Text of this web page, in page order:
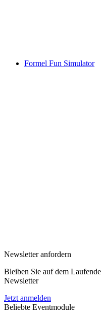
Formel Fun Simulator
Newsletter anfordern
Bleiben Sie auf dem
Newsletter
Jetzt anmelden
Beliebte Eventmodule